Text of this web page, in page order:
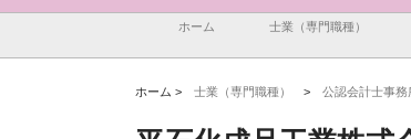
ホーム 士業（専門職種）
ホーム > 士業（専門職種） > 公認会計士事務